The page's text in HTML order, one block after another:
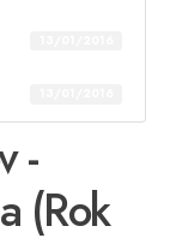
-
(Rok